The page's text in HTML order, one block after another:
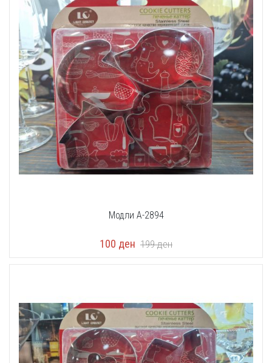
Модли A-2894
100 ден 199ден